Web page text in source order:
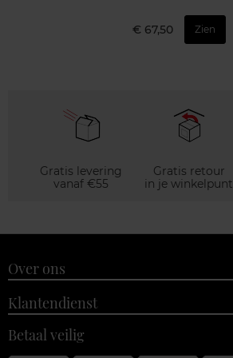
€ 67,50 Zien
Gratis levering
vanaf €55
Gratis retour
in je winkelpunt
Over ons
Klantendienst
Betaal veilig